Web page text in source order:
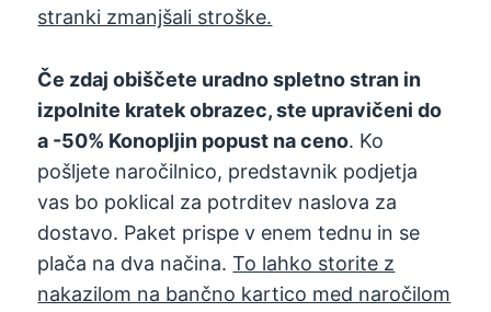
stranki zmanjšali stroške.
Če zdaj obiščete uradno spletno stran in
izpolnite kratek obrazec, ste upravičeni do
a -50% Konopljin popust na ceno. Ko
pošljete naročilnico, predstavnik podjetja
vas bo poklical za potrditev naslova za
dostavo. Paket prispe v enem tednu in se
plača na dva načina.To lahko storite z
nakazilom na bančno kartico med naročilom